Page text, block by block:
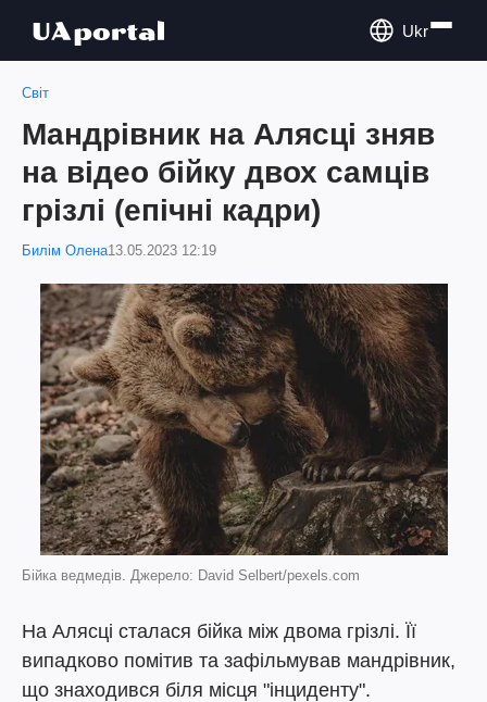
Ukr
Світ
Мандрівник на Алясці зняв
на відео бійку двох самців
грізлі (епічні кадри)
Билім Олена13.05.2023 12:19
Бійка ведмедів. Джерело: David Selbert/pexels.com
На Алясці сталася бійка між двома грізлі. Її
випадково помітив та зафільмував мандрівник,
що знаходився біля місця "інциденту".